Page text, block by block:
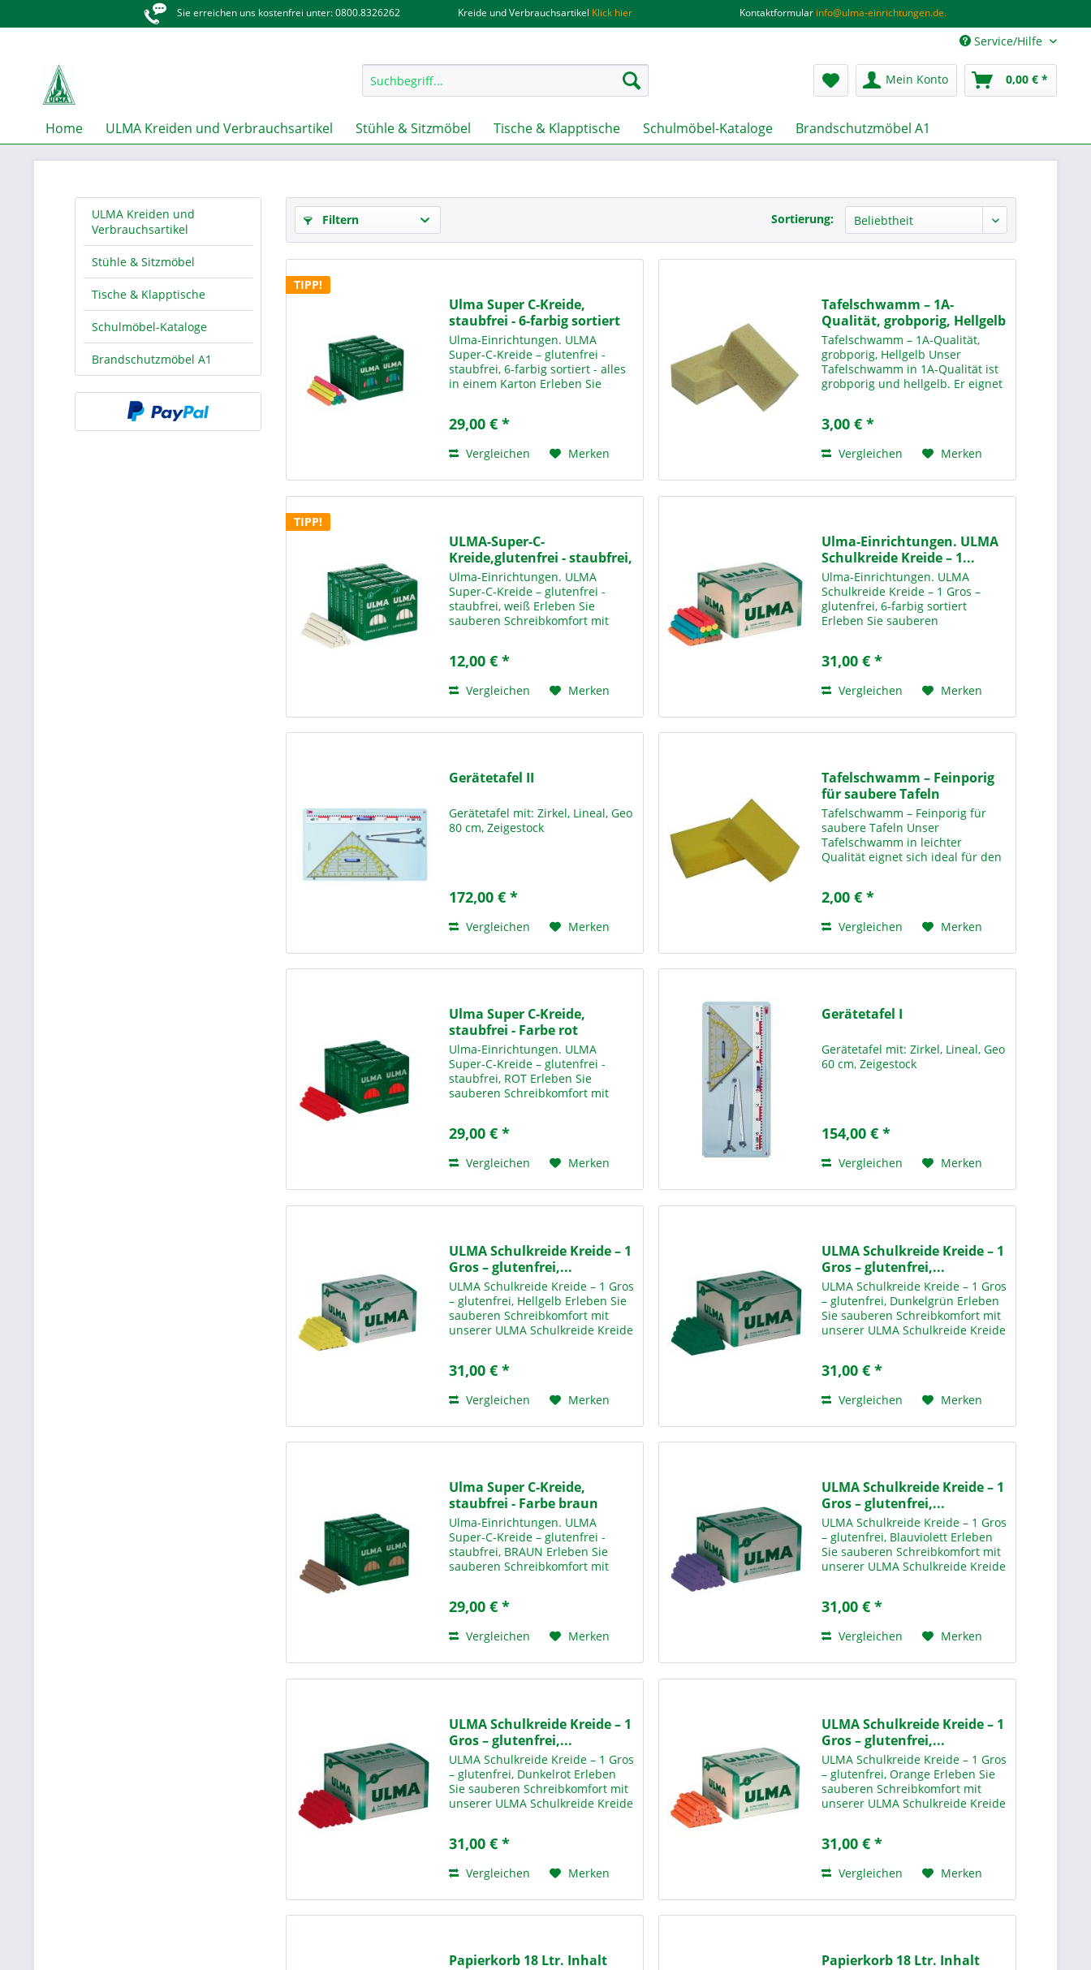
Sie erreichen uns kostenfrei unter: 0800.8326262 Kreide und Verbrauchsartikel Klick hier Kontaktformularinfo@ulma-einrichtungen.de.
Service/Hilfe
Mein Konto 0,00 € *
Home ULMA Kreiden und Verbrauchsartikel Stühle & Sitzmöbel Tische & Klapptische Schulmöbel-Kataloge Brandschutzmöbel A1
ULMA Kreiden und
Verbrauchsartikel
Stühle & Sitzmöbel
Tische & Klapptische
Schulmöbel-Kataloge
Brandschutzmöbel A1
Filtern Sortierung:
TIPP!
Ulma Super C-Kreide,
staubfrei - 6-farbig sortiert
Ulma-Einrichtungen. ULMA
Super-C-Kreide – glutenfrei -
staubfrei, 6-farbig sortiert - alles
in einem Karton Erleben Sie
6-farbig sortiert – der idealen
29,00 € *
Vergleichen Merken
Tafelschwamm – 1A-
Qualität, grobporig, Hellgelb
Tafelschwamm – 1A-Qualität,
grobporig, Hellgelb Unser
Tafelschwamm in 1A-Qualität ist
grobporig und hellgelb. Er eignet
Bildungseinrichtungen. Mit den
in der...
3,00 € *
Vergleichen Merken
TIPP!
ULMA-Super-C-
Kreide,glutenfrei - staubfrei,
weiß
Ulma-Einrichtungen. ULMA
Super-C-Kreide – glutenfrei -
staubfrei, weiß Erleben Sie
sauberen Schreibkomfort mit
täglichen Einsatz in Schulen,
12,00 € *
Vergleichen Merken
Ulma-Einrichtungen. ULMA
Schulkreide Kreide – 1...
Ulma-Einrichtungen. ULMA
Schulkreide Kreide – 1 Gros –
glutenfrei, 6-farbig sortiert
Erleben Sie sauberen
6-farbig sortiert – der idealen
in...
31,00 € *
Vergleichen Merken
Gerätetafel II
Gerätetafel mit: Zirkel, Lineal, Geo
80 cm, Zeigestock
172,00 € *
Vergleichen Merken
Tafelschwamm – Feinporig
für saubere Tafeln
Tafelschwamm – Feinporig für
saubere Tafeln Unser
Tafelschwamm in leichter
Qualität eignet sich ideal für den
Maßen 16 x 10 x 6 cm liegt er gut
2,00 € *
Vergleichen Merken
Ulma Super C-Kreide,
staubfrei - Farbe rot
Ulma-Einrichtungen. ULMA
Super-C-Kreide – glutenfrei -
staubfrei, ROT Erleben Sie
sauberen Schreibkomfort mit
täglichen Einsatz in Schulen,
29,00 € *
Vergleichen Merken
Gerätetafel I
Gerätetafel mit: Zirkel, Lineal, Geo
60 cm, Zeigestock
154,00 € *
Vergleichen Merken
ULMA Schulkreide Kreide – 1
Gros – glutenfrei,...
ULMA Schulkreide Kreide – 1 Gros
– glutenfrei, Hellgelb Erleben Sie
sauberen Schreibkomfort mit
unserer ULMA Schulkreide Kreide
in Schulen,
31,00 € *
Vergleichen Merken
ULMA Schulkreide Kreide – 1
Gros – glutenfrei,...
ULMA Schulkreide Kreide – 1 Gros
– glutenfrei, Dunkelgrün Erleben
Sie sauberen Schreibkomfort mit
unserer ULMA Schulkreide Kreide
Einsatz in Schulen,
31,00 € *
Vergleichen Merken
Ulma Super C-Kreide,
staubfrei - Farbe braun
Ulma-Einrichtungen. ULMA
Super-C-Kreide – glutenfrei -
staubfrei, BRAUN Erleben Sie
sauberen Schreibkomfort mit
den täglichen Einsatz in Schulen,
29,00 € *
Vergleichen Merken
ULMA Schulkreide Kreide – 1
Gros – glutenfrei,...
ULMA Schulkreide Kreide – 1 Gros
– glutenfrei, Blauviolett Erleben
Sie sauberen Schreibkomfort mit
unserer ULMA Schulkreide Kreide
in Schulen,
31,00 € *
Vergleichen Merken
ULMA Schulkreide Kreide – 1
Gros – glutenfrei,...
ULMA Schulkreide Kreide – 1 Gros
– glutenfrei, Dunkelrot Erleben
Sie sauberen Schreibkomfort mit
unserer ULMA Schulkreide Kreide
in Schulen,
31,00 € *
Vergleichen Merken
ULMA Schulkreide Kreide – 1
Gros – glutenfrei,...
ULMA Schulkreide Kreide – 1 Gros
– glutenfrei, Orange Erleben Sie
sauberen Schreibkomfort mit
unserer ULMA Schulkreide Kreide
in Schulen,
kreativen...
31,00 € *
Vergleichen Merken
Papierkorb 18 Ltr. Inhalt Papierkorb 18 Ltr. Inhalt